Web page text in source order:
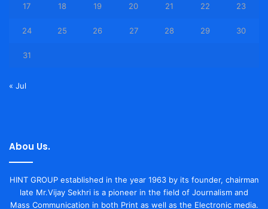
17 18 19 20 21 22 23
24 25 26 27 28 29 30
31
« Jul
Abou Us.
HINT GROUP established in the year 1963 by its founder, chairman
late Mr.Vijay Sekhri is a pioneer in the field of Journalism and
Mass Communication in both Print as well as the Electronic media.